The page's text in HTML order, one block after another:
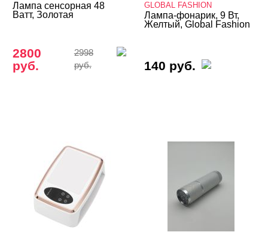
Лампа сенсорная 48
Ватт, Золотая
2800
руб.
2998
руб.
GLOBAL FASHION
Лампа-фонарик, 9 Вт,
Желтый, Global Fashion
140 руб.